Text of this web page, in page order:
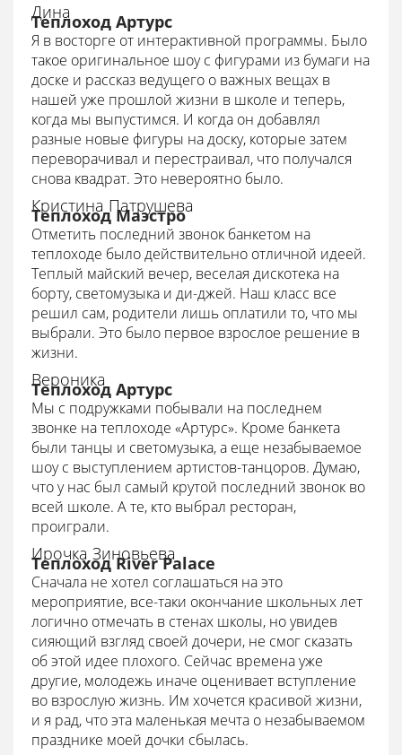
Дина
Теплоход Артурс
Я в восторге от интерактивной программы. Было
такое оригинальное шоу с фигурами из бумаги на
доске и рассказ ведущего о важных вещах в
нашей уже прошлой жизни в школе и теперь,
когда мы выпустимся. И когда он добавлял
разные новые фигуры на доску, которые затем
переворачивал и перестраивал, что получался
снова квадрат. Это невероятно было.
Кристина Патрушева
Теплоход Маэстро
Отметить последний звонок банкетом на
теплоходе было действительно отличной идеей.
Теплый майский вечер, веселая дискотека на
борту, светомузыка и ди-джей. Наш класс все
решил сам, родители лишь оплатили то, что мы
выбрали. Это было первое взрослое решение в
жизни.
Вероника
Теплоход Артурс
Мы с подружками побывали на последнем
звонке на теплоходе «Артурс». Кроме банкета
были танцы и светомузыка, а еще незабываемое
шоу с выступлением артистов-танцоров. Думаю,
что у нас был самый крутой последний звонок во
всей школе. А те, кто выбрал ресторан,
проиграли.
Ирочка Зиновьева
Теплоход River Palace
Сначала не хотел соглашаться на это
мероприятие, все-таки окончание школьных лет
логично отмечать в стенах школы, но увидев
сияющий взгляд своей дочери, не смог сказать
об этой идее плохого. Сейчас времена уже
другие, молодежь иначе оценивает вступление
во взрослую жизнь. Им хочется красивой жизни,
и я рад, что эта маленькая мечта о незабываемом
празднике моей дочки сбылась.